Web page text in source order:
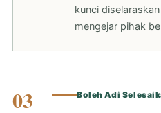
kunci
mengejar pihak
03 Boleh Adi